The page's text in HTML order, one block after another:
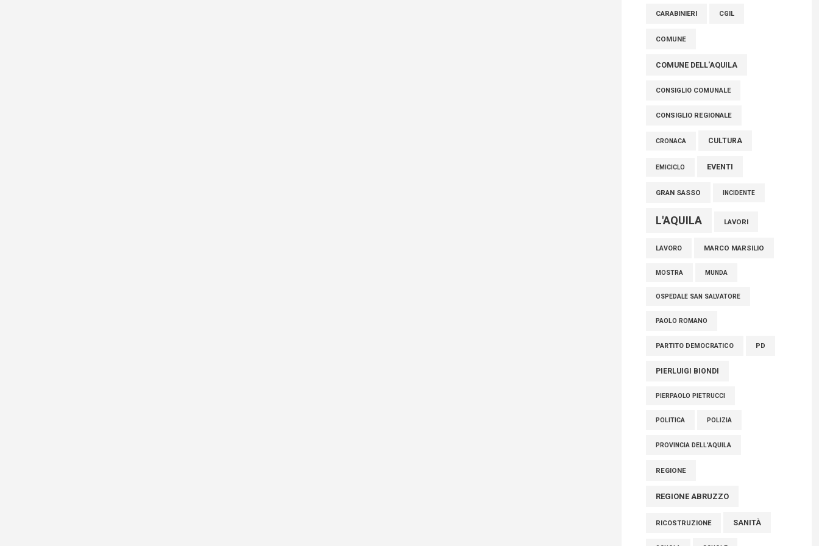
tra cui molti abruzzesi"
06 Agosto 2026
CARABINIERI CGIL
COMUNE
COMUNE DELL'AQUILA
CONSIGLIO COMUNALE
CONSIGLIO REGIONALE
CRONACA CULTURA
EMICICLO EVENTI
GRAN SASSO INCIDENTE
L'AQUILA LAVORI
LAVORO MARCO MARSILIO
MOSTRA MUNDA
OSPEDALE SAN SALVATORE
PAOLO ROMANO
PARTITO DEMOCRATICO PD
PIERLUIGI BIONDI
PIERPAOLO PIETRUCCI
POLITICA POLIZIA
PROVINCIA DELL'AQUILA
REGIONE
REGIONE ABRUZZO
RICOSTRUZIONE SANITÀ